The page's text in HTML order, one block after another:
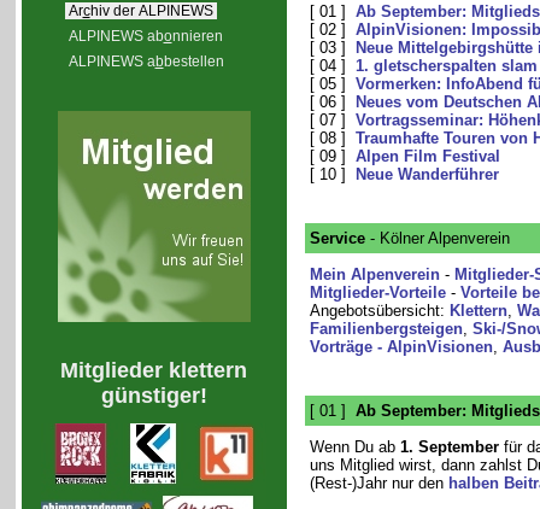
Archiv der ALPINEWS
ALPINEWS abonnieren
ALPINEWS abbestellen
Mitglieder klettern
günstiger!
[ 01 ] Ab September:
[ 02 ] AlpinVisionen:
[ 03 ]
Neue
[ 04 ] 1. gletscherspalten slam
[ 05 ] Vormerken: InfoAbend
[ 06 ]
Neues vom Deutschen
[ 07 ] Vortragsseminar:
[ 08 ] Traumhafte Touren von
[ 09 ] Alpen Film Festival
[ 10 ]
Neue Wanderführer
Service- Kölner Alpenverein
Mein Alpenverein- Mitglieder-
Mitglieder-Vorteile- Vorteile
Angebotsübersicht: Klettern,
Familienbergsteigen, Ski-/
Vorträge - AlpinVisionen,
[ 01 ] Ab September:
Wenn Du ab 1. Septemberfür
uns Mitglied wirst, dann zahlst
(Rest-)Jahr nur den halben